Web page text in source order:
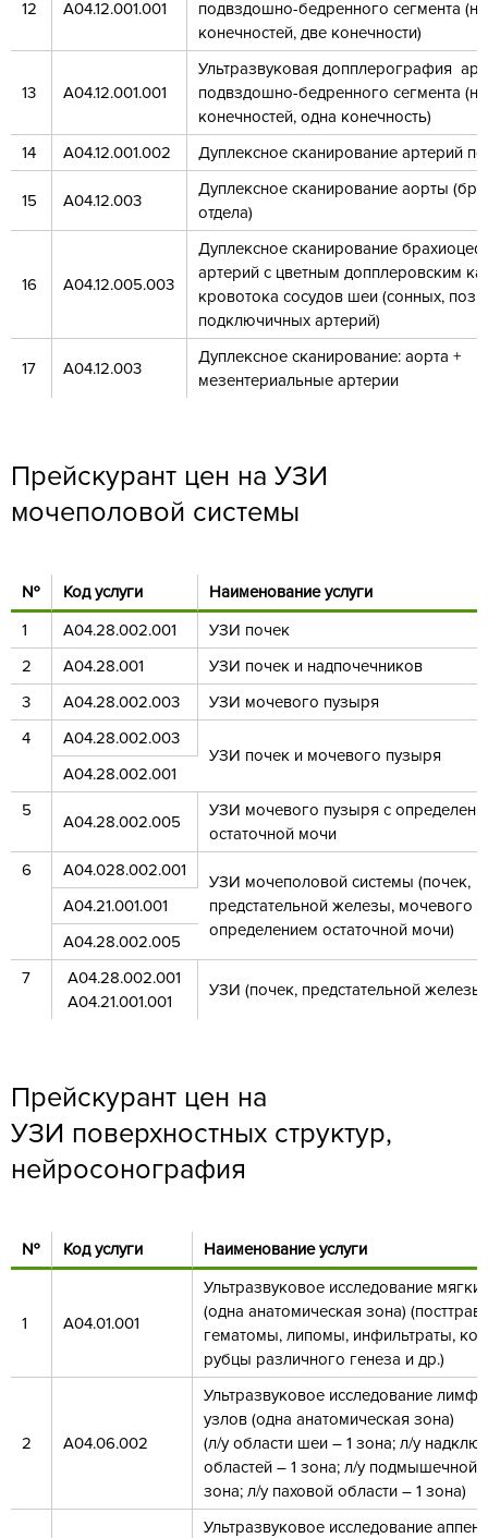
12 А04.12.001.001
подвздошно-бедренного сегмента
конечностей, две конечности)
13 А04.12.001.001
Ультразвуковая допплерография
подвздошно-бедренного сегмента
конечностей, одна конечность)
14
А04.12.001.002 Дуплексное сканирование артерий
15 А04.12.003
Дуплексное сканирование аорты
отдела)
16 А04.12.005.003
Дуплексное сканирование
артерий с цветным допплеровским
кровотока сосудов шеи (сонных,
подключичных артерий)
17 А04.12.003
Дуплексное сканирование: аорта +
мезентериальные артерии
Прейскурант цен на УЗИ
мочеполовой системы
№ Код услуги
Наименование услуги
1
А04.28.002.001
УЗИ почек
2
А04.28.001
УЗИ почек и надпочечников
3
А04.28.002.003
УЗИ мочевого пузыря
4
А04.28.002.003
УЗИ почек и мочевого пузыря
А04.28.002.001
5
А04.28.002.005
УЗИ мочевого пузыря с
остаточной мочи
6
А04.028.002.001
УЗИ мочеполовой системы (почек,
предстательной железы, мочевого
определением остаточной мочи)
А04.21.001.001
А04.28.002.005
7
А04.28.002.001
А04.21.001.001
УЗИ (почек, предстательной железы)
Прейскурант цен на
УЗИ поверхностных структур,
нейросонография
№ Код услуги Наименование услуги
1 А04.01.001
Ультразвуковое исследование
(одна анатомическая зона)
гематомы, липомы, инфильтраты,
рубцы различного генеза и др.)
2 А04.06.002
Ультразвуковое исследование
узлов (одна анатомическая зона)
(л/у области шеи – 1 зона; л/у
областей – 1 зона; л/у подмышечной
зона; л/у паховой области – 1 зона)
Ультразвуковое исследование